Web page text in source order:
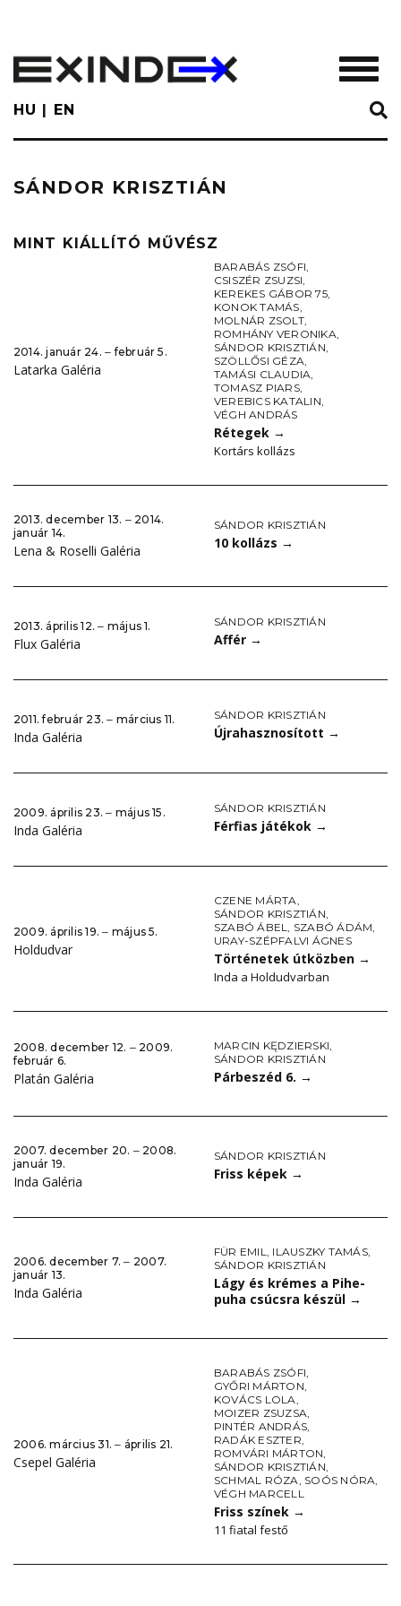
main
content
HU EN
SÁNDOR KRISZTIÁN
MINT KIÁLLÍTÓ MŰVÉSZ
2014. január 24. ‒ február 5.
Latarka Galéria
BARABÁS ZSÓFI,
CSISZÉR ZSUZSI,
KEREKES GÁBOR 75,
KONOK TAMÁS,
MOLNÁR ZSOLT,
ROMHÁNY VERONIKA,
SÁNDOR KRISZTIÁN,
SZÖLLŐSI GÉZA,
TAMÁSI CLAUDIA,
TOMASZ PIARS,
VEREBICS KATALIN,
VÉGH ANDRÁS
Rétegek →
Kortárs kollázs
2013. december 13. ‒ 2014.
január 14.
Lena & Roselli Galéria
SÁNDOR KRISZTIÁN
10 kollázs →
2013. április 12. ‒ május 1.
Flux Galéria
SÁNDOR KRISZTIÁN
Affér →
2011. február 23. ‒ március 11.
Inda Galéria
SÁNDOR KRISZTIÁN
Újrahasznosított →
2009. április 23. ‒ május 15.
Inda Galéria
SÁNDOR KRISZTIÁN
Férfias játékok →
2009. április 19. ‒ május 5.
Holdudvar
CZENE MÁRTA,
SÁNDOR KRISZTIÁN,
SZABÓ ÁBEL, SZABÓ ÁDÁM,
URAY-SZÉPFALVI ÁGNES
Történetek útközben →
Inda a Holdudvarban
2008. december 12. ‒ 2009.
február 6.
Platán Galéria
MARCIN KĘDZIERSKI,
SÁNDOR KRISZTIÁN
Párbeszéd 6. →
2007. december 20. ‒ 2008.
január 19.
Inda Galéria
SÁNDOR KRISZTIÁN
Friss képek →
2006. december 7. ‒ 2007.
január 13.
Inda Galéria
FÜR EMIL, ILAUSZKY TAMÁS,
SÁNDOR KRISZTIÁN
Lágy és krémes a Pihe-
puha csúcsra készül →
2006. március 31. ‒ április 21.
Csepel Galéria
BARABÁS ZSÓFI,
GYŐRI MÁRTON,
KOVÁCS LOLA,
MOIZER ZSUZSA,
PINTÉR ANDRÁS,
RADÁK ESZTER,
ROMVÁRI MÁRTON,
SÁNDOR KRISZTIÁN,
SCHMAL RÓZA, SOÓS NÓRA,
VÉGH MARCELL
Friss színek →
11 fiatal festő